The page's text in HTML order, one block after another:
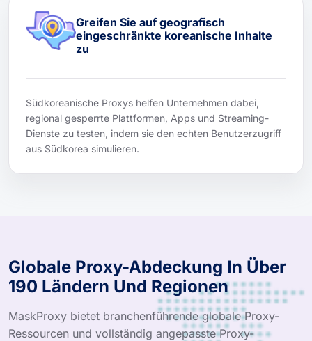
Greifen Sie auf geografisch
eingeschränkte koreanische Inhalte
zu
Südkoreanische Proxys helfen Unternehmen dabei,
regional gesperrte Plattformen, Apps und Streaming-
Dienste zu testen, indem sie den echten Benutzerzugriff
aus Südkorea simulieren.
Globale Proxy-Abdeckung In Über
190 Ländern Und Regionen
MaskProxy bietet branchenführende globale Proxy-
Ressourcen und vollständig angepasste Proxy-